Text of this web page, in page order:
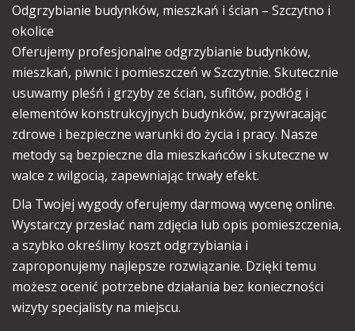
Odgrzybianie budynków, mieszkań i ścian – Szczytno i
okolice
Oferujemy profesjonalne odgrzybianie budynków,
mieszkań, piwnic i pomieszczeń w Szczytnie. Skutecznie
usuwamy pleśń i grzyby ze ścian, sufitów, podłóg i
elementów konstrukcyjnych budynków, przywracając
zdrowe i bezpieczne warunki do życia i pracy. Nasze
metody są bezpieczne dla mieszkańców i skuteczne w
walce z wilgocią, zapewniając trwały efekt.
Dla Twojej wygody oferujemydarmową wycenę online.
Wystarczy przesłać nam zdjęcia lub opis pomieszczenia,
a szybko określimy koszt odgrzybiania i
zaproponujemy najlepsze rozwiązanie. Dzięki temu
możesz ocenić potrzebne działania bez konieczności
wizyty specjalisty na miejscu.